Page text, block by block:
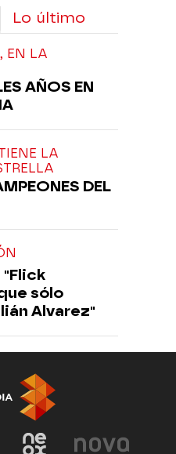
Lo último
EN LA
AÑOS EN
LA
DEL
sólo
Alvarez"